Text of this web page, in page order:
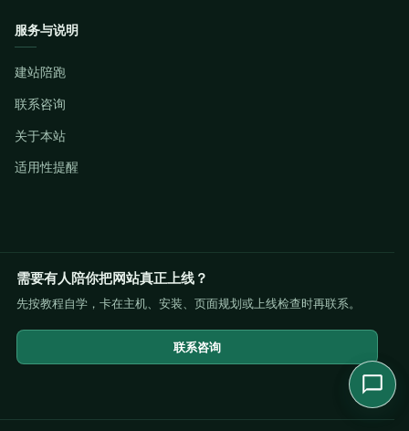
服务与说明
建站陪跑
联系咨询
关于本站
适用性提醒
需要有人陪你把网站真正上线？
先按教程自学，卡在主机、安装、页面规划或上线检查时再联系。
联系咨询